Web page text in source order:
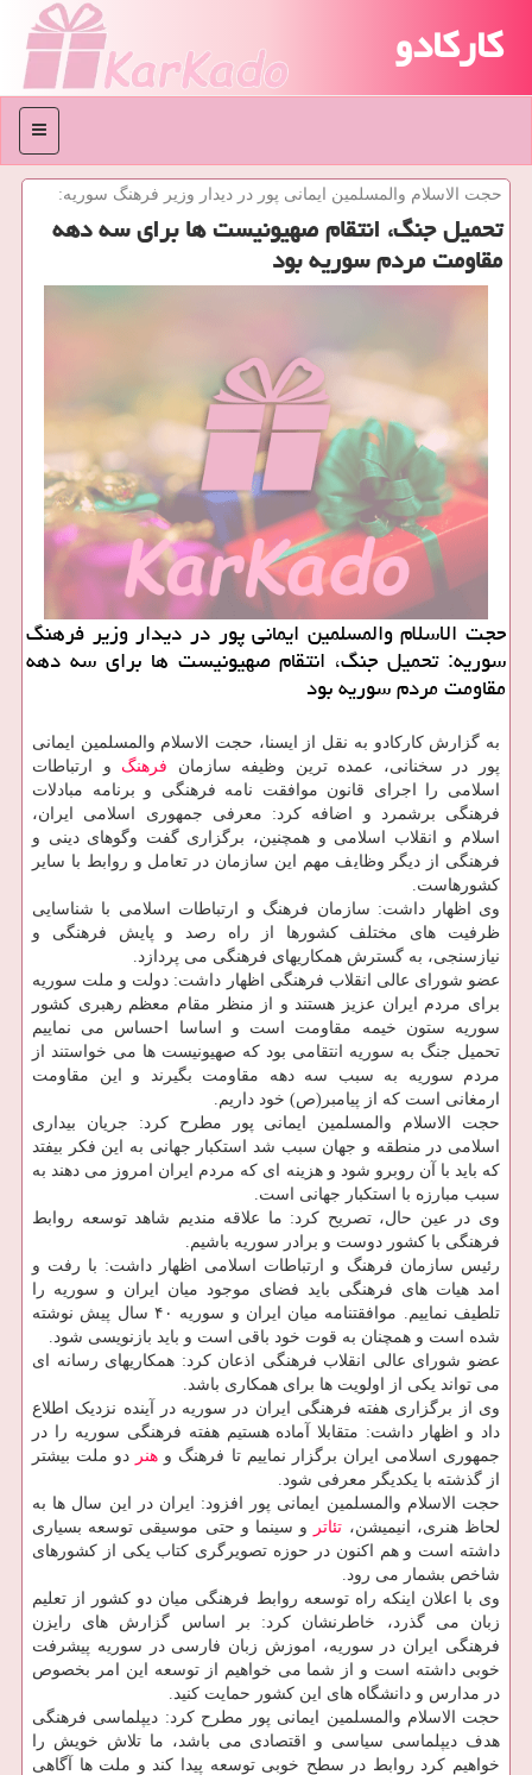
کارکادو
منو
حجت الاسلام والمسلمین ایمانی پور در دیدار وزیر فرهنگ سوریه:
تحمیل جنگ، انتقام صهیونیست ها برای سه دهه
مقاومت مردم سوریه بود
حجت الاسلام والمسلمین ایمانی پور در دیدار وزیر فرهنگ
سوریه: تحمیل جنگ، انتقام صهیونیست ها برای سه دهه
مقاومت مردم سوریه بود
به گزارش کارکادو به نقل از ایسنا، حجت الاسلام والمسلمین ایمانی
پور در سخنانی، عمده ترین وظیفه سازمان فرهنگ و ارتباطات
اسلامی را اجرای قانون موافقت نامه فرهنگی و برنامه مبادلات
فرهنگی برشمرد و اضافه کرد: معرفی جمهوری اسلامی ایران،
اسلام و انقلاب اسلامی و همچنین، برگزاری گفت وگوهای دینی و
فرهنگی از دیگر وظایف مهم این سازمان در تعامل و روابط با سایر
کشورهاست.
وی اظهار داشت: سازمان فرهنگ و ارتباطات اسلامی با شناسایی
ظرفیت های مختلف کشورها از راه رصد و پایش فرهنگی و
نیازسنجی، به گسترش همکاریهای فرهنگی می پردازد.
عضو شورای عالی انقلاب فرهنگی اظهار داشت: دولت و ملت سوریه
برای مردم ایران عزیز هستند و از منظر مقام معظم رهبری کشور
سوریه ستون خیمه مقاومت است و اساسا احساس می نماییم
تحمیل جنگ به سوریه انتقامی بود که صهیونیست ها می خواستند از
مردم سوریه به سبب سه دهه مقاومت بگیرند و این مقاومت
ارمغانی است که از پیامبر(ص) خود داریم.
حجت الاسلام والمسلمین ایمانی پور مطرح کرد: جریان بیداری
اسلامی در منطقه و جهان سبب شد استکبار جهانی به این فکر بیفتد
که باید با آن روبرو شود و هزینه ای که مردم ایران امروز می دهند به
سبب مبارزه با استکبار جهانی است.
وی در عین حال، تصریح کرد: ما علاقه مندیم شاهد توسعه روابط
فرهنگی با کشور دوست و برادر سوریه باشیم.
رئیس سازمان فرهنگ و ارتباطات اسلامی اظهار داشت: با رفت و
امد هیات های فرهنگی باید فضای موجود میان ایران و سوریه را
تلطیف نماییم. موافقتنامه میان ایران و سوریه ۴۰ سال پیش نوشته
شده است و همچنان به قوت خود باقی است و باید بازنویسی شود.
عضو شورای عالی انقلاب فرهنگی اذعان کرد: همکاریهای رسانه ای
می تواند یکی از اولویت ها برای همکاری باشد.
وی از برگزاری هفته فرهنگی ایران در سوریه در آینده نزدیک اطلاع
داد و اظهار داشت: متقابلا آماده هستیم هفته فرهنگی سوریه را در
جمهوری اسلامی ایران برگزار نماییم تا فرهنگ و هنر دو ملت بیشتر
از گذشته با یکدیگر معرفی شود.
حجت الاسلام والمسلمین ایمانی پور افزود: ایران در این سال ها به
لحاظ هنری، انیمیشن، تئاتر
و سینما و حتی موسیقی توسعه بسیاری
داشته است و هم اکنون در حوزه تصویرگری کتاب یکی از کشورهای
شاخص بشمار می رود.
وی با اعلان اینکه راه توسعه روابط فرهنگی میان دو کشور از تعلیم
زبان می گذرد، خاطرنشان کرد: بر اساس گزارش های رایزن
فرهنگی ایران در سوریه، اموزش زبان فارسی در سوریه پیشرفت
خوبی داشته است و از شما می خواهیم از توسعه این امر بخصوص
در مدارس و دانشگاه های این کشور حمایت کنید.
حجت الاسلام والمسلمین ایمانی پور مطرح کرد: دیپلماسی فرهنگی
هدف دیپلماسی سیاسی و اقتصادی می باشد، ما تلاش خویش را
خواهیم کرد روابط در سطح خوبی توسعه پیدا کند و ملت ها آگاهی